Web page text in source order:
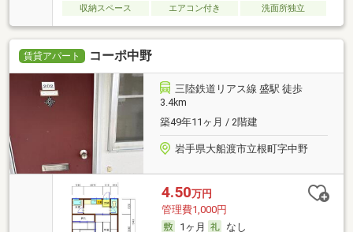
収納スペース
エアコン付き 洗面所独立
賃貸アパート コーポ中野
三陸鉄道リアス線 盛駅 徒歩
3.4km
築49年11ヶ月 / 2階建
岩手県大船渡市立根町字中野
4.50万円
管理費1,000円
1ヶ月
なし